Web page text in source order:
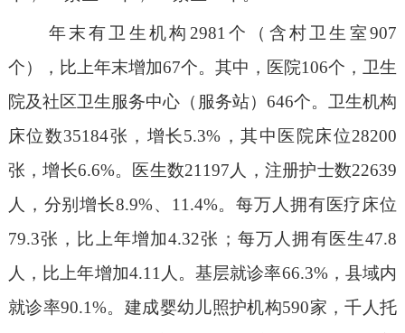
年末有卫生机构2981个（含村卫生室907
个），比上年末增加67个。其中，医院106个，卫生
院及社区卫生服务中心（服务站）646个。卫生机构
床位数35184张，增长5.3%，其中医院床位28200
张，增长6.6%。医生数21197人，注册护士数22639
人，分别增长8.9%、11.4%。每万人拥有医疗床位
79.3张，比上年增加4.32张；每万人拥有医生47.8
人，比上年增加4.11人。基层就诊率66.3%，县域内
就诊率90.1%。建成婴幼儿照护机构590家，千人托